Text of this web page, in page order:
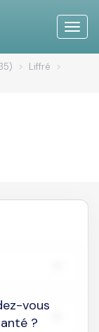
Toggle
Liffré
vous
?